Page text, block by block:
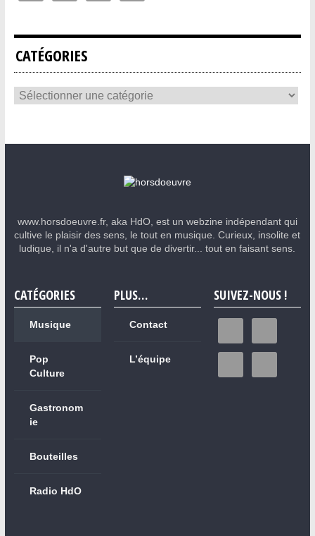
CATÉGORIES
www.horsdoeuvre.fr, aka HdO, est un webzine indépendant qui
cultive le plaisir des sens, le tout en musique. Curieux, insolite et
ludique, il n'a d'autre but que de divertir... tout en faisant sens.
CATÉGORIES
Musique
Pop
Culture
Gastronom
ie
Bouteilles
Radio HdO
PLUS…
Contact
L’équipe
SUIVEZ-NOUS !